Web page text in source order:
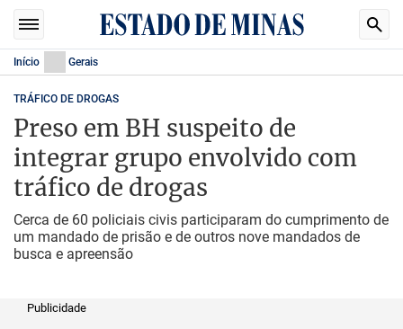
Início Gerais
TRÁFICO DE DROGAS
Preso em BH suspeito de
integrar grupo envolvido com
tráfico de drogas
Cerca de 60 policiais civis participaram do cumprimento de
um mandado de prisão e de outros nove mandados de
busca e apreensão
Publicidade